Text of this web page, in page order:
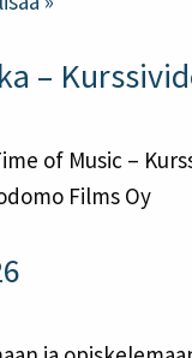
–
of Music –
Films Oy